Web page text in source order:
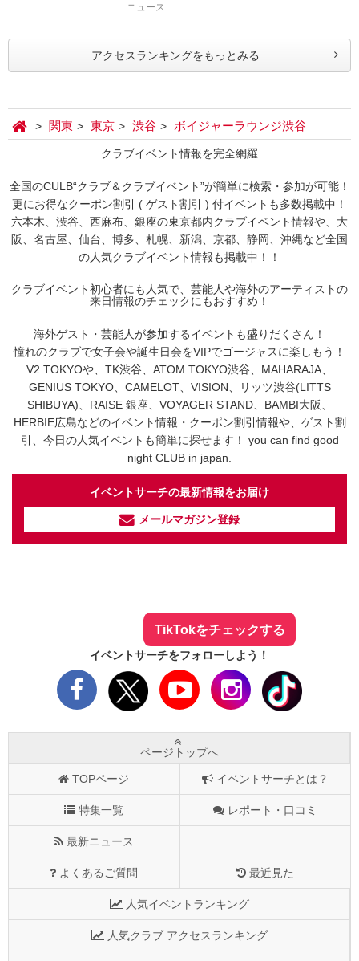
ニュース
アクセスランキングをもっとみる
関東 東京 渋谷 ボイジャーラウンジ渋谷
クラブイベント情報を完全網羅
全国のCULB“クラブ＆クラブイベント”が簡単に検索・参加が可能！
更にお得なクーポン割引 ( ゲスト割引 ) 付イベントも多数掲載中！
六本木、渋谷、西麻布、銀座の東京都内クラブイベント情報や、大
阪、名古屋、仙台、博多、札幌、新潟、京都、静岡、沖縄など全国
の人気クラブイベント情報も掲載中！！
クラブイベント初心者にも人気で、芸能人や海外のアーティストの
来日情報のチェックにもおすすめ！
海外ゲスト・芸能人が参加するイベントも盛りだくさん！
憧れのクラブで女子会や誕生日会をVIPでゴージャスに楽しもう！
V2 TOKYOや、TK渋谷、ATOM TOKYO渋谷、MAHARAJA、
GENIUS TOKYO、CAMELOT、VISION、リッツ渋谷(LITTS
SHIBUYA)、RAISE 銀座、VOYAGER STAND、BAMBI大阪、
HERBIE広島などのイベント情報・クーポン割引情報や、ゲスト割
引、今日の人気イベントも簡単に探せます！ you can find good
night CLUB in japan.
イベントサーチの最新情報をお届け
メールマガジン登録
TikTokをチェックする
イベントサーチをフォローしよう！
ページトップへ
TOPページ イベントサーチとは？
特集一覧 レポート・口コミ
最新ニュース
よくあるご質問 最近見た
人気イベントランキング
人気クラブ アクセスランキング